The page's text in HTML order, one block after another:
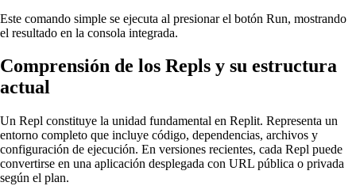
Este comando simple se ejecuta al presionar el botón Run, mostrando
el resultado en la consola integrada.
Comprensión de los Repls y su estructura
actual
Un Repl constituye la unidad fundamental en Replit. Representa un
entorno completo que incluye código, dependencias, archivos y
configuración de ejecución. En versiones recientes, cada Repl puede
convertirse en una aplicación desplegada con URL pública o privada
según el plan.